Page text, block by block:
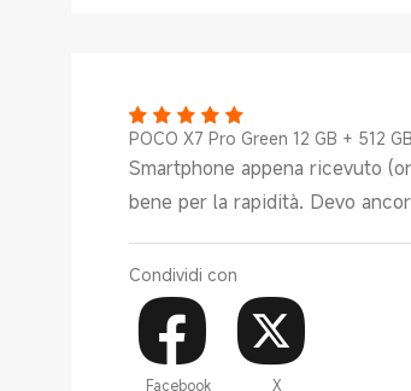
POCO X7 Pro Green 12 GB + 512 GB
Smartphone appena ricevuto
bene per la rapidità. Devo
Condividi con
Facebook X